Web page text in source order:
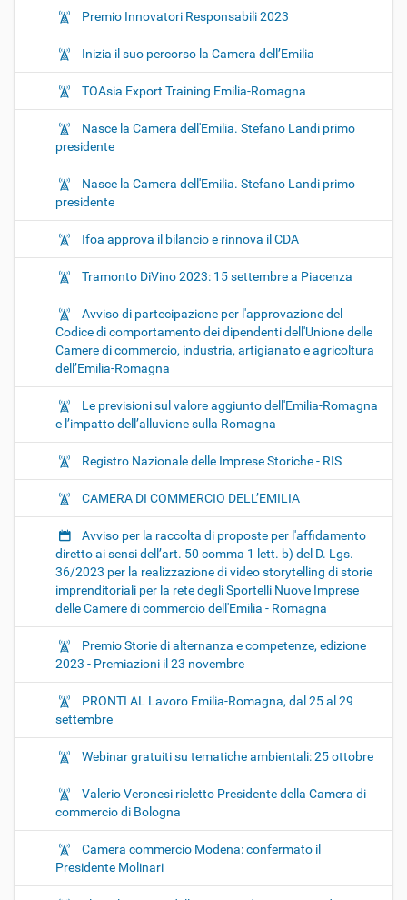
Premio Innovatori Responsabili 2023
Inizia il suo percorso la Camera dell’Emilia
TOAsia Export Training Emilia-Romagna
Nasce la Camera dell'Emilia. Stefano Landi primo
presidente
Nasce la Camera dell'Emilia. Stefano Landi primo
presidente
Ifoa approva il bilancio e rinnova il CDA
Tramonto DiVino 2023: 15 settembre a Piacenza
Avviso di partecipazione per l'approvazione del
Codice di comportamento dei dipendenti dell'Unione delle
Camere di commercio, industria, artigianato e agricoltura
dell’Emilia-Romagna
Le previsioni sul valore aggiunto dell'Emilia-Romagna
e l’impatto dell’alluvione sulla Romagna
Registro Nazionale delle Imprese Storiche - RIS
CAMERA DI COMMERCIO DELL’EMILIA
Avviso per la raccolta di proposte per l'affidamento
diretto ai sensi dell’art. 50 comma 1 lett. b) del D. Lgs.
36/2023 per la realizzazione di video storytelling di storie
imprenditoriali per la rete degli Sportelli Nuove Imprese
delle Camere di commercio dell'Emilia - Romagna
Premio Storie di alternanza e competenze, edizione
2023 - Premiazioni il 23 novembre
PRONTI AL Lavoro Emilia-Romagna, dal 25 al 29
settembre
Webinar gratuiti su tematiche ambientali: 25 ottobre
Valerio Veronesi rieletto Presidente della Camera di
commercio di Bologna
Camera commercio Modena: confermato il
Presidente Molinari